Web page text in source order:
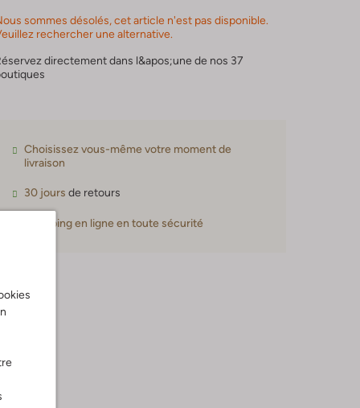
sommes désolés, cet article n'est pas disponible.
rechercher une alternative.
directement dans l&apos;une de nos 37
Choisissez vous-même votre moment de
livraison
30 jours de retours
Shopping en ligne en toute sécurité